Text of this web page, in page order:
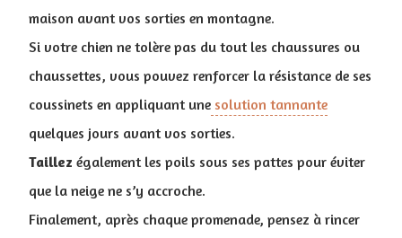
maison avant vos sorties en montagne.
Si votre chien ne tolère pas du tout les chaussures ou
chaussettes, vous pouvez renforcer la résistance de ses
coussinets en appliquant une solution tannante
quelques jours avant vos sorties.
Taillez également les poils sous ses pattes pour éviter
que la neige ne s’y accroche.
Finalement, après chaque promenade, pensez à rincer